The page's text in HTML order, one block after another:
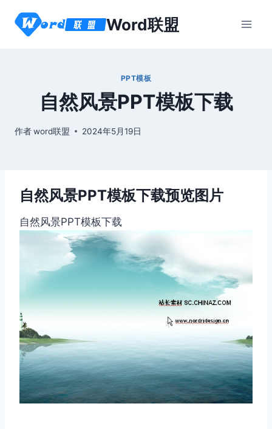
Word联盟
PPT模板
自然风景PPT模板下载
作者word联盟 2024年5月19日
自然风景PPT模板下载预览图片
自然风景PPT模板下载